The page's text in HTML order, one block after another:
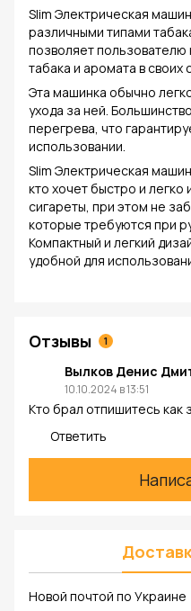
Slim Электрическая
различными типами
позволяет
табака и аромата в своих
Эта машинка обычно
ухода за ней.
перегрева, что
использовании.
Slim Электрическая
кто хочет быстро и легко
сигареты, при этом не
которые требуются при
Компактный и легкий
удобной для
Отзывы 1
Вылков Денис
10.10.2024 в 13:51
Кто брал отпишитесь как
Ответить
Новой почтой по Украине